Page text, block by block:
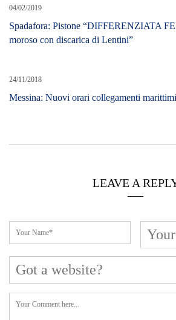
LEAVE A REPLY
Cerca L’articolo